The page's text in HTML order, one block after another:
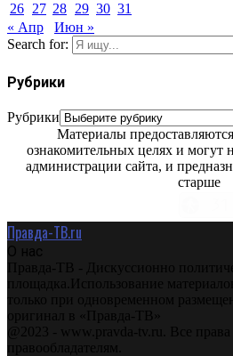
26 27 28 29 30 31
« Апр
Июн »
Search for:
Рубрики
Рубрики
Материалы
ознакомительных целях и могут
администрации сайта, и
старше
Правда-ТВ.ru
О нас
Правда-ТВ - Дискуссионно
площадка.Использование
только при одновременном
оригинал в «Правда-ТВ»
@2023 - www.pravda-tv.ru. Все
правообладателям.